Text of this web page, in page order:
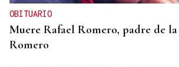
OBITUARIO
Muere Rafael Romero, padre de
Romero